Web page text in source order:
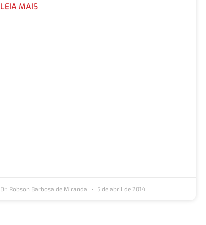
LEIA MAIS
Dr. Robson Barbosa de Miranda 5 de abril de 2014